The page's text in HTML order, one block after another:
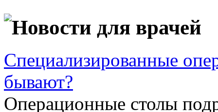
Новости для врачей
Специализированные
бывают?
Операционные столы